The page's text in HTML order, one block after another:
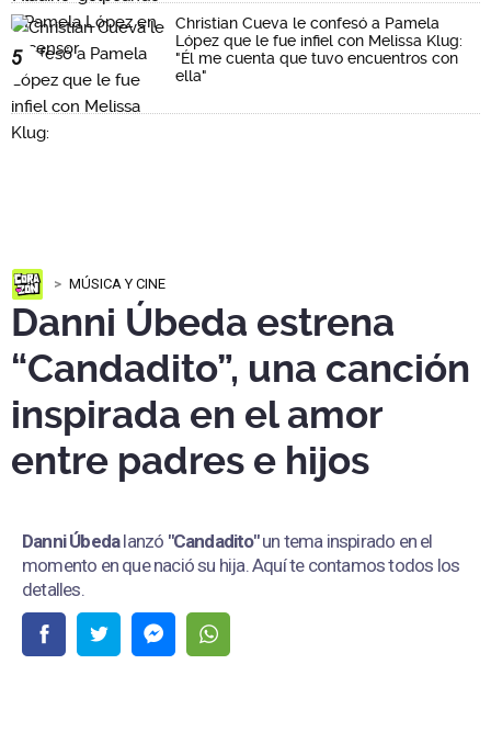
5
Christian Cueva le confesó a Pamela
López que le fue infiel con Melissa Klug:
"Él me cuenta que tuvo encuentros con
ella"
MÚSICA Y CINE
Danni Úbeda estrena
“Candadito”, una canción
inspirada en el amor
entre padres e hijos
Danni Úbedalanzó "Candadito"un tema inspirado en el
momento en que nació su hija. Aquí te contamos todos los
detalles.